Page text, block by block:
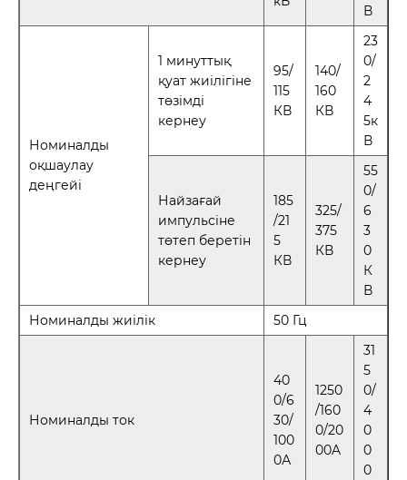
В
Номиналды
оқшаулау
деңгейі
1 минуттық
қуат жиілігіне
төзімді
кернеу
95/
115
КВ
140/
160
КВ
23
0/
2
4
5к
В
Найзағай
импульсіне
төтеп беретін
кернеу
185
/21
5
КВ
325/
375
КВ
55
0/
6
3
0
К
В
Номиналды жиілік
50 Гц
Номиналды ток
40
0/6
30/
100
0А
1250
/160
0/20
00A
31
5
0/
4
0
0
0